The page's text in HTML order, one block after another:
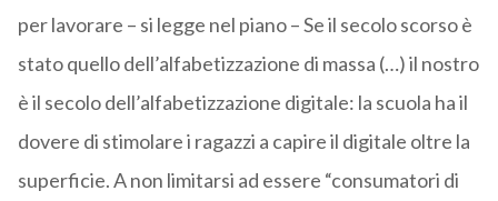
per lavorare – si legge nel piano – Se il secolo scorso è
stato quello dell’alfabetizzazione di massa (…) il nostro
è il secolo dell’alfabetizzazione digitale: la scuola ha il
dovere di stimolare i ragazzi a capire il digitale oltre la
superficie. A non limitarsi ad essere “consumatori di